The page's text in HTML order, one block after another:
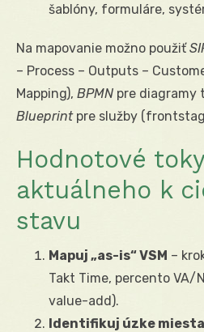
šablóny, formuláre,
Na mapovanie možno použiť
– Process – Outputs –
Mapping), BPMN pre diagramy
Blueprintpre služby
Hodnotové
aktuálneho k
stavu
Mapuj „as-is“ VSM –
Takt Time, percento VA/
value-add).
Identifikuj úzke miesta